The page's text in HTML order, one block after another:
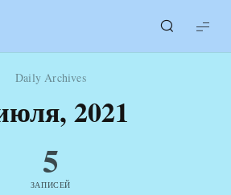
Daily Archives
2021
5
ЗАПИСЕЙ